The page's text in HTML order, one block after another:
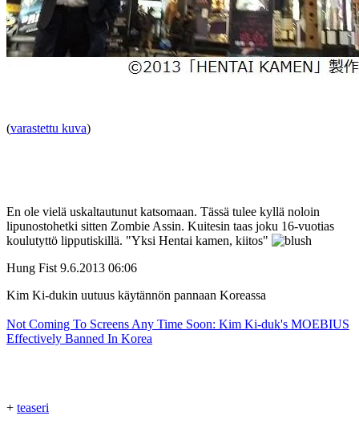
(varastettu kuva)
En ole vielä uskaltautunut katsomaan. Tässä tulee kyllä noloin
lipunostohetki sitten Zombie Assin. Kuitesin taas joku 16-vuotias
koulutyttö lipputiskillä. "Yksi Hentai kamen, kiitos"
Hung Fist 9.6.2013 06:06
Kim Ki-dukin uutuus käytännön pannaan Koreassa
Not Coming To Screens Any Time Soon: Kim Ki-duk's MOEBIUS
Effectively Banned In Korea
+ teaseri